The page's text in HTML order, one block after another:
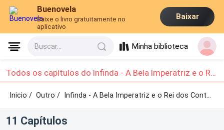
Buenovela
Baixe o livro gratuitamente no
aplicativo
Baixar
Buscar... Minha biblioteca
Todos os capítulos do Infinda - A Bela Imperatriz e o Rei dos Contos de Fadas: Capítulo 1 - Capítulo 10
Inicio / Outro/ Infinda - A Bela Imperatriz e o Rei dos Contos de Fadas /
11 Capítulos